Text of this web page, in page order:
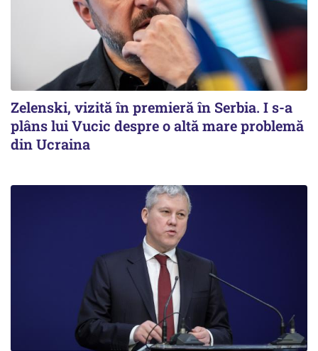
Zelenski, vizită în premieră în Serbia. I s-a
plâns lui Vucic despre o altă mare problemă
din Ucraina